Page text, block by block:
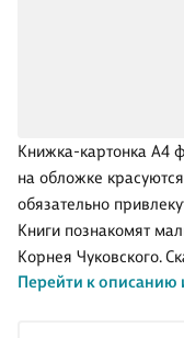
Книжка-картонка А4
на обложке
обязательно
Книги познакомят
Корнея Чуковского.
сопровождают новые
Перейти к описанию